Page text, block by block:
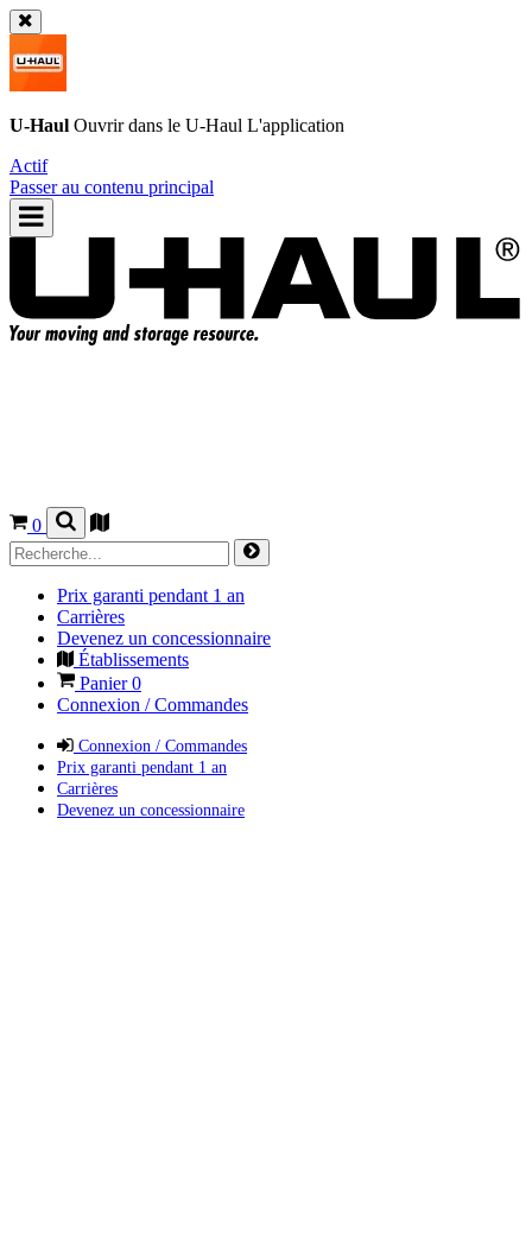
U-Haul Ouvrir dans le U-Haul L'application
Actif
Passer au contenu principal
0
Prix garanti pendant 1 an
Carrières
Devenez un concessionnaire
Établissements
Panier0
Connexion / Commandes
Connexion / Commandes
Prix garanti pendant 1 an
Carrières
Devenez un concessionnaire